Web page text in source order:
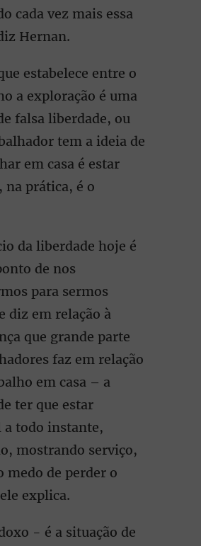
cada vez mais essa
Hernan.
estabelece entre o
a exploração é uma
falsa liberdade, ou
tem a ideia de
em casa é estar
na prática, é o
da liberdade hoje é
de nos
para sermos
diz em relação à
que grande parte
faz em relação
em casa – a
ter que estar
a todo instante,
mostrando serviço,
medo de perder o
explica.
- é a situação de